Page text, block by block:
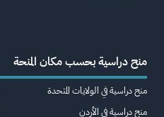
منح دراسية بحسب مكان المنحة
منح دراسية في الولايات المتحدة
منح دراسية في الأردن